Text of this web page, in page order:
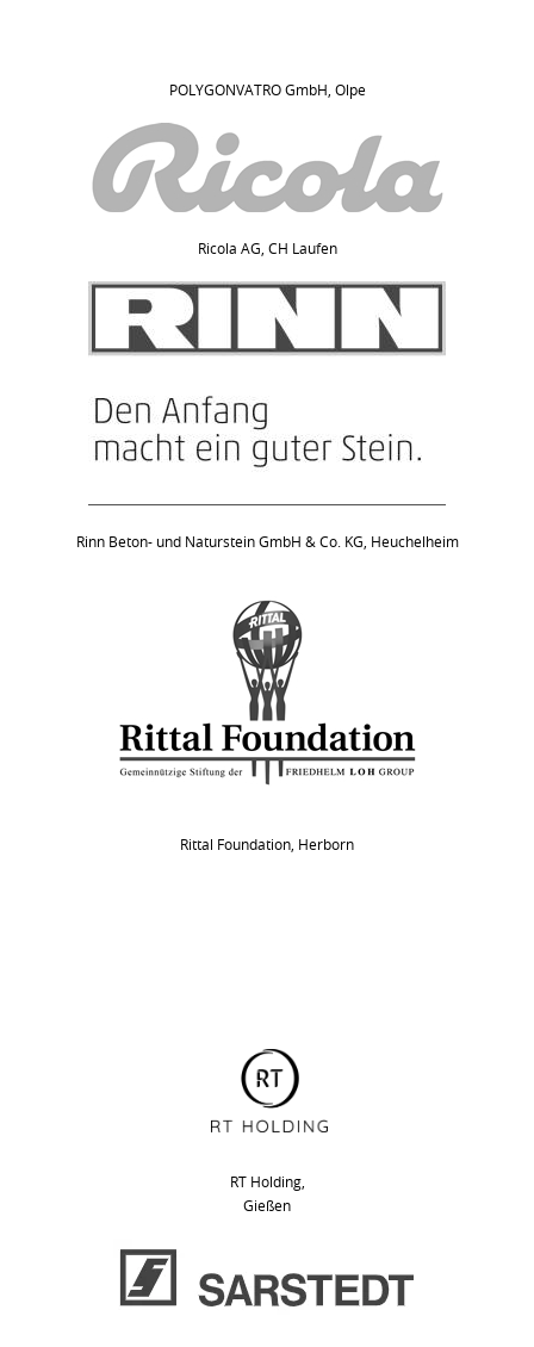
POLYGONVATRO GmbH, Olpe
Ricola AG, CH Laufen
Rinn Beton- und Naturstein GmbH & Co. KG, Heuchelheim
Rittal Foundation, Herborn
RT Holding,
Gießen